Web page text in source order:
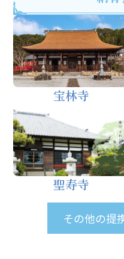
宝林寺
聖寿寺
その他の提